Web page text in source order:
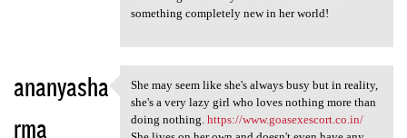
something completely new in her world!
ananyasha
rma
She may seem like she's
She may seem like she's always busy but in reality,
she's a very lazy girl who loves nothing more than
doing nothing. https://www.goasexescort.co.in/